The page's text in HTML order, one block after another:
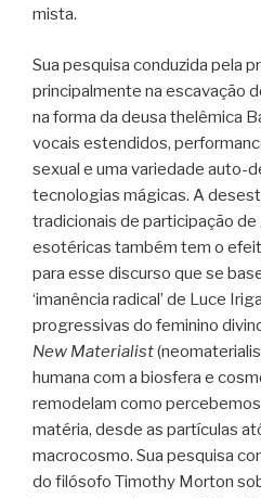
mista.
Sua pesquisa conduzida pela
principalmente na escavação
na forma da deusa thelêmica
vocais estendidos,
sexual e uma variedade auto-
tecnologias mágicas. A
tradicionais de participação
esotéricas também tem o
para esse discurso que se
‘imanência radical’ de Luce
progressivas do feminino
New Materialist
humana com a biosfera e
remodelam como
matéria, desde as partículas
macrocosmo. Sua pesquisa
do filósofo Timothy Morton